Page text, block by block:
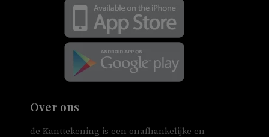
Over ons
de Kanttekening is een onafhankelijke en